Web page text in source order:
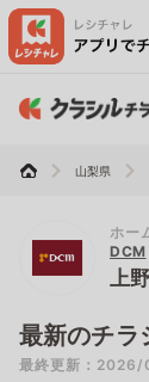
山梨県
ホー
DCM
上
最新のチラ
最終更新：